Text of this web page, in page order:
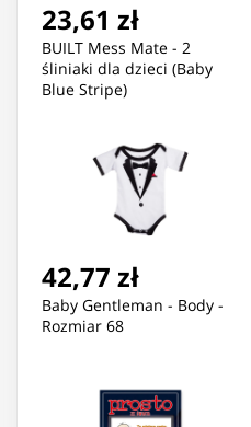
23,61 zł
BUILT Mess Mate - 2
śliniaki dla dzieci (Baby
Blue Stripe)
42,77 zł
Baby Gentleman - Body -
Rozmiar 68